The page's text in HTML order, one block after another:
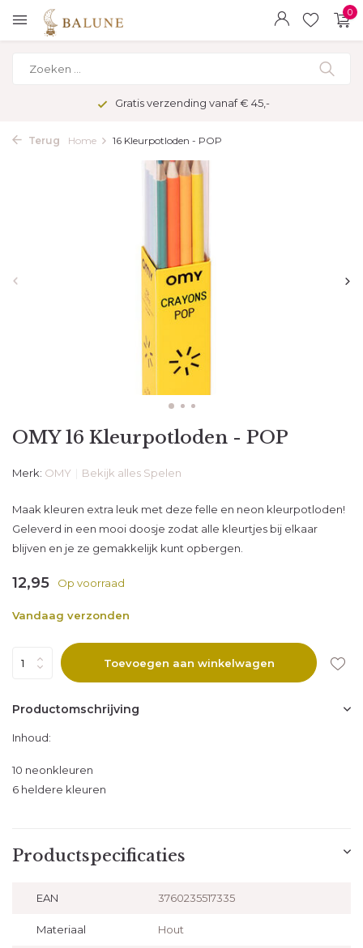
0
Gratis verzending vanaf € 45,-
Terug Home 16 Kleurpotloden - POP
OMY 16 Kleurpotloden - POP
Merk: OMY Bekijk alles Spelen
Maak kleuren extra leuk met deze felle en neon kleurpotloden!
Geleverd in een mooi doosje zodat alle kleurtjes bij elkaar
blijven en je ze gemakkelijk kunt opbergen.
12,95 Op voorraad
Vandaag verzonden
Toevoegen aan winkelwagen
Productomschrijving
Inhoud:
10 neonkleuren
6 heldere kleuren
Productspecificaties
EAN 3760235517335
Materiaal Hout